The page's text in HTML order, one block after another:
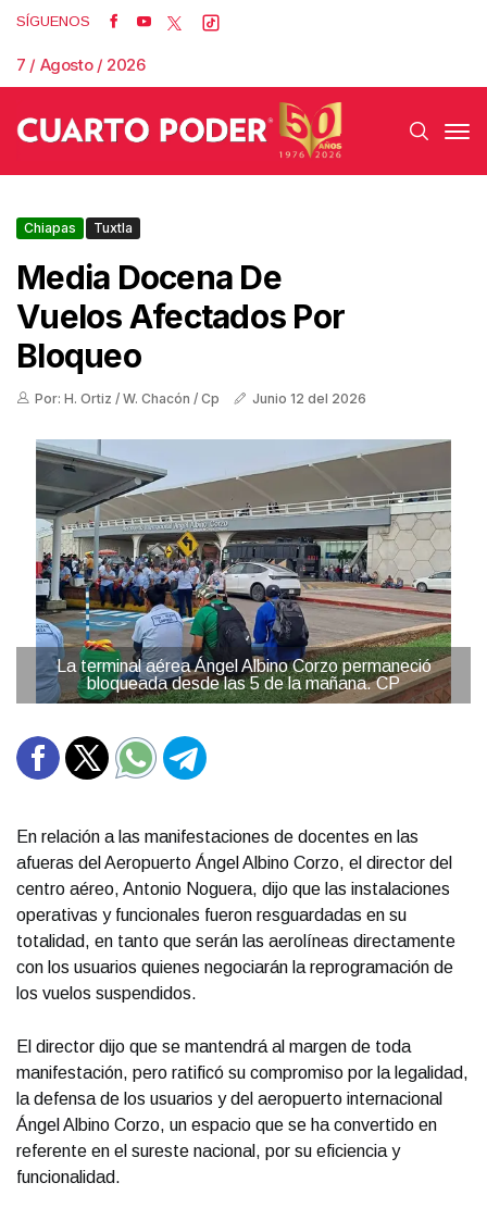
SÍGUENOS
7 / Agosto / 2026
Chiapas Tuxtla
Media Docena De
Vuelos Afectados Por
Bloqueo
Por: H. Ortiz / W. Chacón / Cp Junio 12 del 2026
La terminal aérea Ángel Albino Corzo permaneció
bloqueada desde las 5 de la mañana. CP
En relación a las manifestaciones de docentes en las
afueras del Aeropuerto Ángel Albino Corzo, el director del
centro aéreo, Antonio Noguera, dijo que las instalaciones
operativas y funcionales fueron resguardadas en su
totalidad, en tanto que serán las aerolíneas directamente
con los usuarios quienes negociarán la reprogramación de
los vuelos suspendidos.
El director dijo que se mantendrá al margen de toda
manifestación, pero ratificó su compromiso por la legalidad,
la defensa de los usuarios y del aeropuerto internacional
Ángel Albino Corzo, un espacio que se ha convertido en
referente en el sureste nacional, por su eficiencia y
funcionalidad.